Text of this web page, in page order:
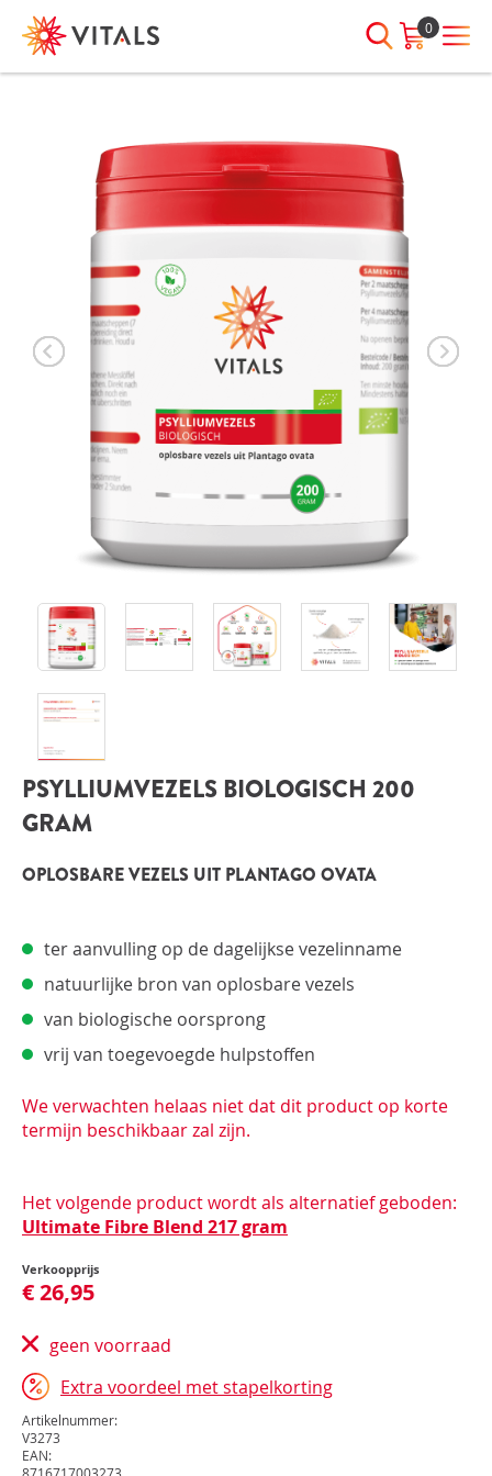
0
We staan elke dag voor je klaar!
ndien we je ergens mee kunnen
helpen, neem dan contact met
075-6476050
E-mailadres
Wachtwoord
Wachtwoord
vergeten?
Toon
wachtwoord
Blijf ingelogd
PSYLLIUMVEZELS BIOLOGISCH 200
GRAM
OPLOSBARE VEZELS UIT PLANTAGO OVATA
ter aanvulling op de dagelijkse vezelinname
natuurlijke bron van oplosbare vezels
van biologische oorsprong
vrij van toegevoegde hulpstoffen
We verwachten helaas niet dat dit product op korte
termijn beschikbaar zal zijn.
Het volgende product wordt als alternatief geboden:
Ultimate Fibre Blend 217 gram
Verkoopprijs
€ 26,95
geen voorraad
Extra voordeel met stapelkorting
Artikelnummer:
V3273
EAN: